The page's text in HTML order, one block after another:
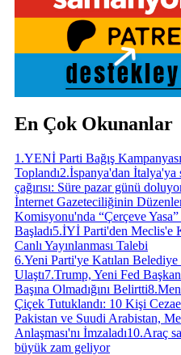
En Çok Okunanlar
1 .YENİ Parti Bağış
Toplandı2.İspanya'dan İtalya'ya
çağırısı: Süre pazar günü
İnternet Gazeteciliğinin
Komisyonu'nda “Çerçeve
Başladı5.İYİ Parti'den Meclis'e
Canlı Yayınlanması Talebi
6.Yeni Parti'ye Katılan Belediye
Ulaştı7.Trump, Yeni Fed
Başına Olmadığını Belirtti8.
Çiçek Tutuklandı: 10 Kişi
Pakistan ve Suudi Arabistan,
Anlaşması'nı İmzaladı10.Araç
büyük zam geliyor